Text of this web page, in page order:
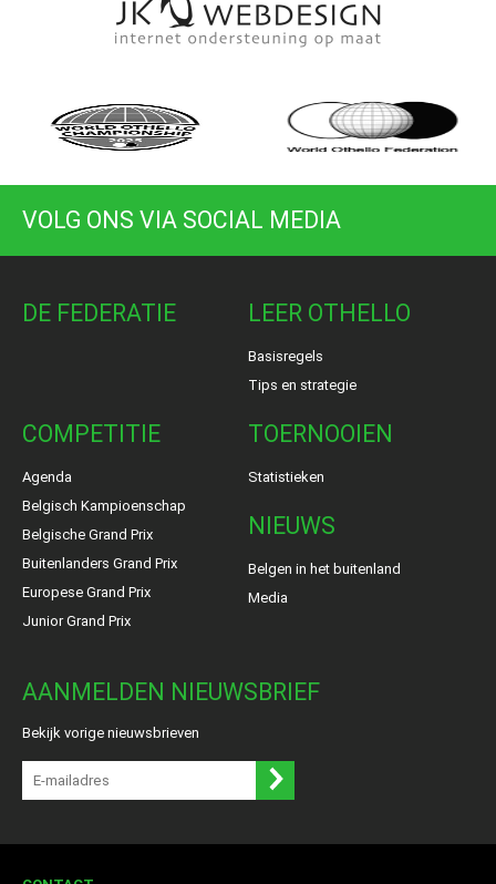
VOLG ONS VIA SOCIAL MEDIA
DE FEDERATIE LEER OTHELLO
Basisregels
Tips en strategie
COMPETITIE
Agenda
Belgisch Kampioenschap
Belgische Grand Prix
Buitenlanders Grand Prix
Europese Grand Prix
Junior Grand Prix
TOERNOOIEN
Statistieken
NIEUWS
Belgen in het buitenland
Media
AANMELDEN NIEUWSBRIEF
Bekijk vorige nieuwsbrieven